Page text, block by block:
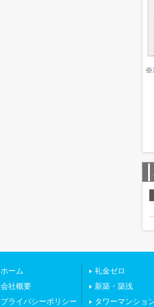
※
ホーム
会社概要
プライバシーポリシー
礼金ゼロ
新築・築浅
タワーマンショ